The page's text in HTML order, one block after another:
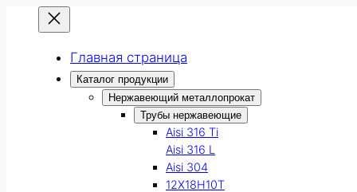
Главная страница
Каталог продукции
Нержавеющий металлопрокат
Трубы нержавеющие
Aisi 316 Ti
Aisi 316 L
Aisi 304
12Х18Н10Т